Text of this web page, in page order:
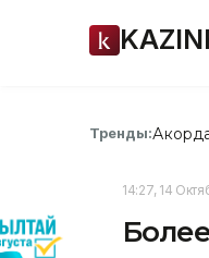
Тренды:
14:27, 14